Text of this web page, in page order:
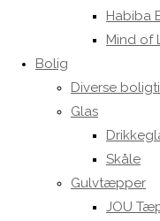
Habiba
Mind of
Bolig
Diverse
Glas
Skåle
Gulvtæpper
JOU